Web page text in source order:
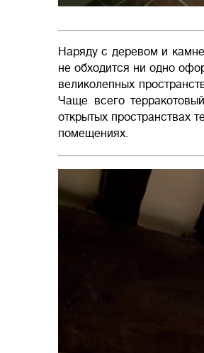
Наряду с деревом и
не обходится ни одно
великолепных
Чаще всего
открытых пространствах
помещениях.